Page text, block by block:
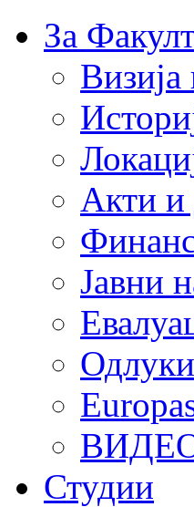
За
Визија
Акти и
Јавни
Студии